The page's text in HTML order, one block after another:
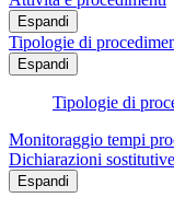
Espandi
Tipologie di
Espandi
Tipologie di
Monitoraggio tempi
Dichiarazioni
Espandi